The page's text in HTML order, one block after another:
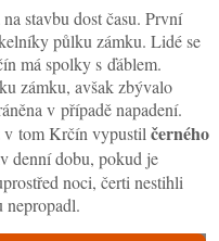
stavbu dost času. První
půlku zámku. Lidé se
má spolky s ďáblem.
zámku, avšak zbývalo
v případě napadení.
v tom Krčín vypustil černého
denní dobu, pokud je
noci, čerti nestihli